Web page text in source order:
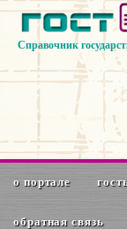
Справочник
о портале
обратная связь